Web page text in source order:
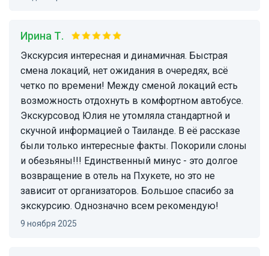
Ирина Т.
Экскурсия интересная и динамичная. Быстрая
смена локаций, нет ожидания в очередях, всё
четко по времени! Между сменой локаций есть
возможность отдохнуть в комфортном автобусе.
Экскурсовод Юлия не утомляла стандартной и
скучной информацией о Таиланде. В её рассказе
были только интересные факты. Покорили слоны
и обезьяны!!! Единственный минус - это долгое
возвращение в отель на Пхукете, но это не
зависит от организаторов. Большое спасибо за
экскурсию. Однозначно всем рекомендую!
9 ноября 2025